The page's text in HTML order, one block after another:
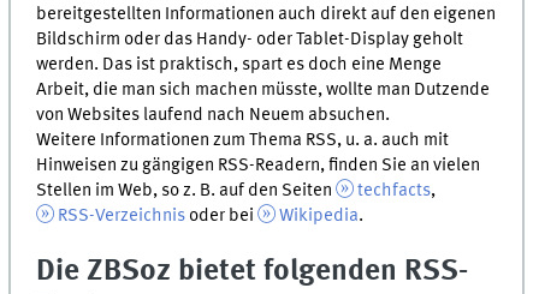
bereitgestellten Informationen auch direkt auf den eigenen
Bildschirm oder das Handy- oder Tablet-Display geholt
werden. Das ist praktisch, spart es doch eine Menge
Arbeit, die man sich machen müsste, wollte man Dutzende
von Websites laufend nach Neuem absuchen.
Weitere Informationen zum Thema RSS, u. a. auch mit
Hinweisen zu gängigen RSS-Readern, finden Sie an vielen
Stellen im Web, soz. B. auf den Seiten techfacts,
RSS-Verzeichnis oder bei Wikipedia.
DieZBSoz bietet folgenden RSS-